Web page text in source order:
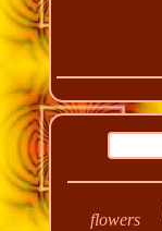
flowers